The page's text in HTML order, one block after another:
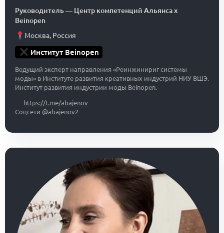
Руководитель— Центр компетенций Альянса x
Beinopen
Москва, Россия
Институт Beinopen
Ведущий эксперт направления «Реинжинириг системы
моды» в Институте развития креативных индустрий НИУ ВШЭ.
Институт развития индустрии моды Beinopen.
https://t.me/abajenov
Соцсети @abajenov2